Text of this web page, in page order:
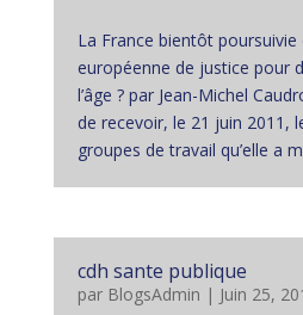
La France bientôt poursuivie
européenne de justice pour
l’âge ? par Jean-Michel
de recevoir, le 21 juin 2011,
groupes de travail qu’elle a
cdh sante publique
par BlogsAdmin | Juin 25,